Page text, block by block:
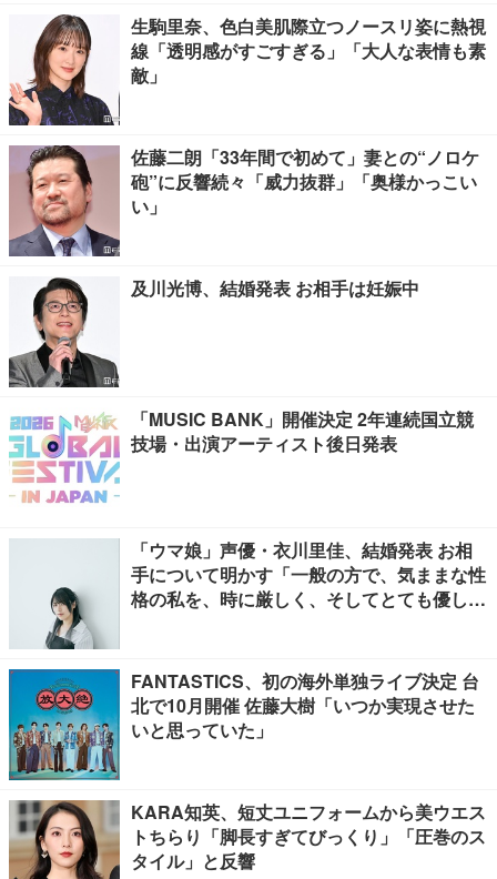
生駒里奈、色白美肌際立つノースリ姿に熱視
線「透明感がすごすぎる」「大人な表情も素
敵」
佐藤二朗「33年間で初めて」妻との“ノロケ
砲”に反響続々「威力抜群」「奥様かっこい
い」
及川光博、結婚発表 お相手は妊娠中
「MUSIC BANK」開催決定 2年連続国立競
技場・出演アーティスト後日発表
「ウマ娘」声優・衣川里佳、結婚発表 お相
手について明かす「一般の方で、気ままな性
格の私を、時に厳しく、そしてとても優し
FANTASTICS、初の海外単独ライブ決定 台
北で10月開催 佐藤大樹「いつか実現させた
いと思っていた」
KARA知英、短丈ユニフォームから美ウエス
トちらり「脚長すぎてびっくり」「圧巻のス
タイル」と反響